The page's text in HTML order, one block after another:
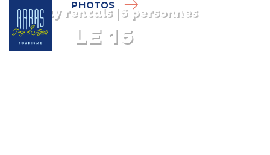
Holiday rentals |6 personnes
LE 16
PHOTOS